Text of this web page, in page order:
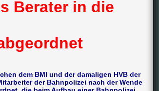
Berater in die
dem BMI und der damaligen HVB der
der Bahnpolizei nach der Wende